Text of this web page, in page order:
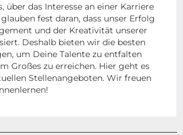
über das Interesse an einer Karriere
fest daran, dass unser Erfolg
und der Kreativität unserer
Deshalb bieten wir die besten
um Deine Talente zu entfalten
Großes zu erreichen. Hier geht es
Stellenangeboten. Wir freuen